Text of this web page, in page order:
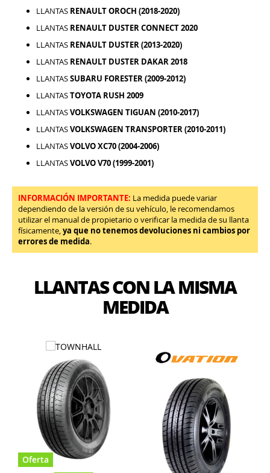
LLANTAS RENAULT OROCH (2018-2020)
LLANTAS RENAULT DUSTER CONNECT 2020
LLANTAS RENAULT DUSTER (2013-2020)
LLANTAS RENAULT DUSTER DAKAR 2018
LLANTASSUBARU FORESTER (2009-2012)
LLANTASTOYOTA RUSH 2009
LLANTASVOLKSWAGEN TIGUAN (2010-2017)
LLANTASVOLKSWAGEN TRANSPORTER (2010-2011)
LLANTASVOLVO XC70 (2004-2006)
LLANTASVOLVO V70 (1999-2001)
INFORMACIÓN IMPORTANTE: La medida puede variar
dependiendo de la versión de su vehículo, le recomendamos
utilizar el manual de propietario o verificar la medida de su llanta
físicamente,ya que no tenemos devoluciones ni cambios por
errores de medida.
LLANTAS CON LA MISMA
MEDIDA
Oferta